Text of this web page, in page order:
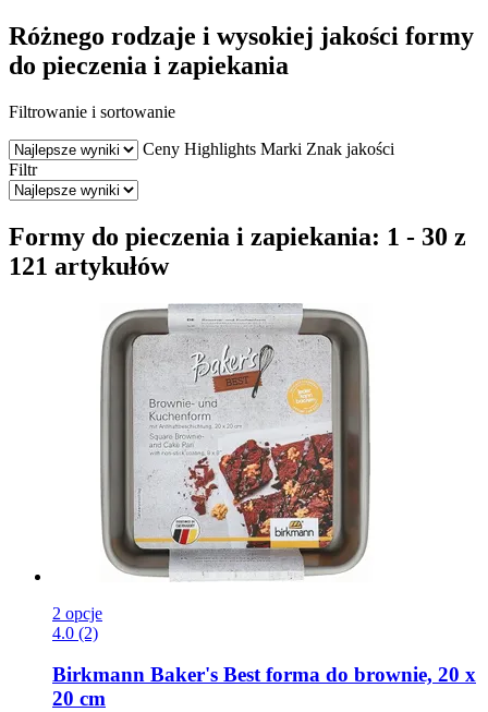
Różnego rodzaje i wysokiej jakości formy
do pieczenia i zapiekania
Filtrowanie i sortowanie
Ceny Highlights Marki Znak jakości
Filtr
Formy do pieczenia i zapiekania: 1 - 30 z
121 artykułów
2 opcje
4.0 (2)
Birkmann Baker's Best forma do brownie, 20 x
20 cm